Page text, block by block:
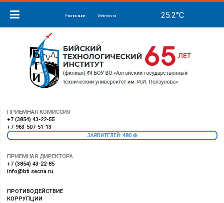
Расписание Web-почта
ПРИЕМНАЯ КОМИССИЯ
+7 (3854) 43-22-55
+7-963-507-51-13
ЗАЯВИТЕЛЕЙ: 480
ПРИЕМНАЯ ДИРЕКТОРА
+7 (3854) 43-22-85
info@bti.secna.ru
ПРОТИВОДЕЙСТВИЕ
КОРРУПЦИИ